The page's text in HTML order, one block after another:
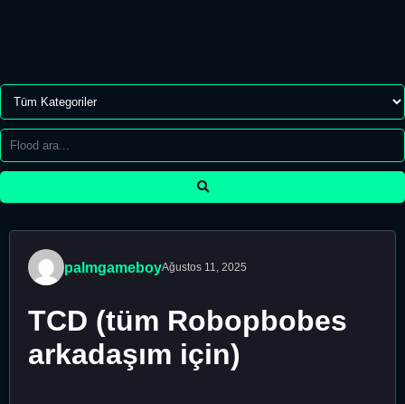
palmgameboyAğustos 11, 2025
TCD (tüm Robopbobes
arkadaşım için)